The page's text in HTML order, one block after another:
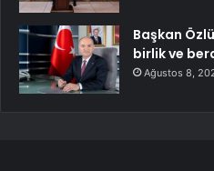
Başkan
birlik ve
Ağustos 8,